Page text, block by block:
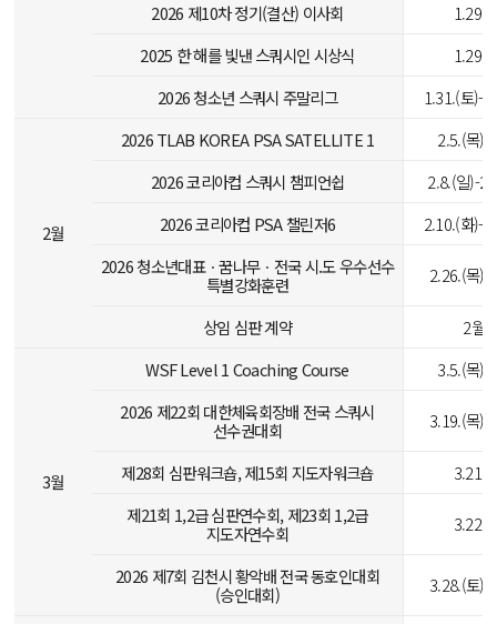
2026 제10차 정기(결산) 이사회
1.29.(
2025 한 해를 빛낸 스쿼시인 시상식
1.29.(
2026 청소년 스쿼시 주말리그
1.31.(토)-
2월
2026 TLAB KOREA PSA SATELLITE 1
2.5.(목)-
2026 코리아컵 스쿼시 챔피언쉽
2.8.(일)-
2026 코리아컵 PSA 챌린저6
2.10.(화)-
2026 청소년대표ㆍ꿈나무ㆍ전국 시.도 우수선수
특별강화훈련
2.26.(목)-
상임 심판 계약 2월
3월
WSF Level 1 Coaching Course
3.5.(목)-
2026 제22회 대한체육회장배 전국 스쿼시
선수권대회
3.19.(목)-
제28회 심판워크숍, 제15회 지도자워크숍
3.21.(
제21회 1,2급 심판연수회, 제23회 1,2급
지도자연수회
3.22.(
2026 제7회 김천시 황악배 전국 동호인대회
(승인대회)
3.28.(토)-